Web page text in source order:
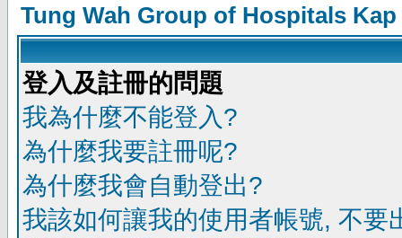
Tung Wah Group of Hospitals
登入及註冊的問題
我為什麼不能登入?
為什麼我要註冊呢?
為什麼我會自動登出?
我該如何讓我的使用者帳號, 不要